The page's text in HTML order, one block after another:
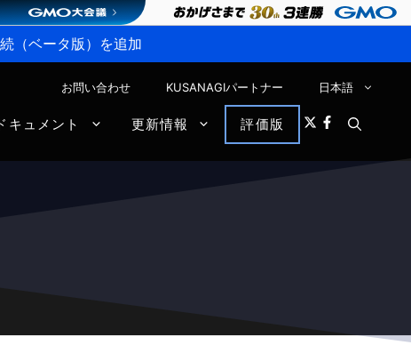
（ベータ版）を追加
お問い合わせ KUSANAGIパートナー 日本語
キュメント 更新情報 評価版